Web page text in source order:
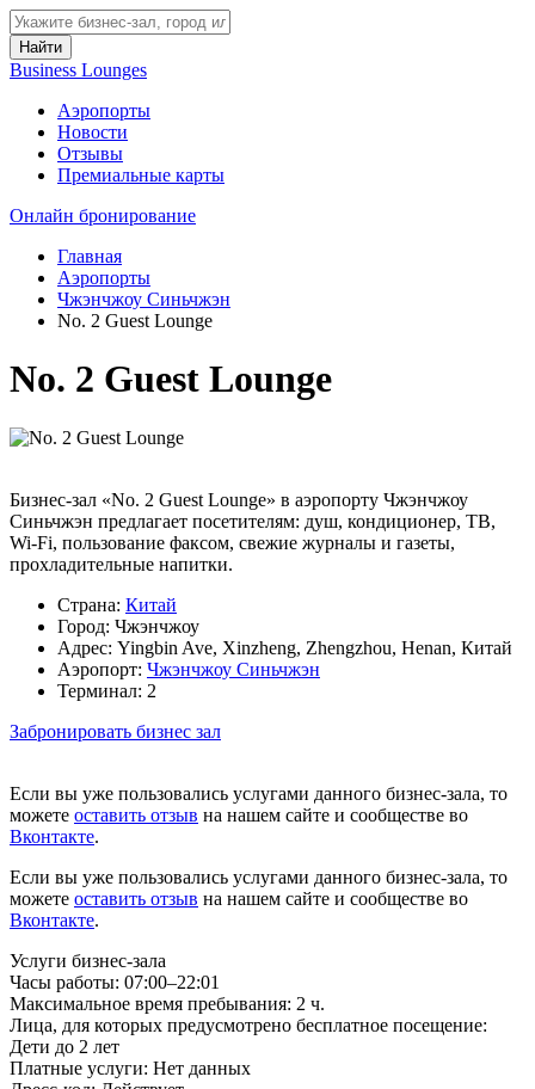
Найти
Business Lounges
Аэропорты
Новости
Отзывы
Премиальные карты
Онлайн бронирование
Главная
Аэропорты
Чжэнчжоу Синьчжэн
No. 2 Guest Lounge
No. 2 Guest Lounge
Бизнес-зал «No. 2 Guest Lounge» в аэропорту Чжэнчжоу
Синьчжэн предлагает посетителям: душ, кондиционер, ТВ,
Wi-Fi, пользование факсом, свежие журналы и газеты,
прохладительные напитки.
Страна: Китай
Город: Чжэнчжоу
Адрес: Yingbin Ave, Xinzheng, Zhengzhou, Henan, Китай
Аэропорт: Чжэнчжоу Синьчжэн
Терминал: 2
Забронировать бизнес зал
Если вы уже пользовались услугами данного бизнес-зала, то
можете оставить отзыв на нашем сайте и сообществе во
Вконтакте.
Если вы уже пользовались услугами данного бизнес-зала, то
можете оставить отзыв на нашем сайте и сообществе во
Вконтакте.
Услуги бизнес-зала
Часы работы: 07:00–22:01
Максимальное время пребывания: 2 ч.
Лица, для которых предусмотрено бесплатное посещение:
Дети до 2 лет
Платные услуги: Нет данных